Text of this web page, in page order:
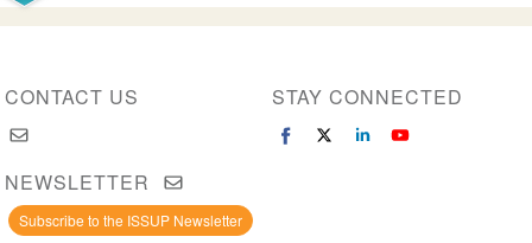
CONTACT US STAY CONNECTED
NEWSLETTER
Subscribe to the ISSUP Newsletter